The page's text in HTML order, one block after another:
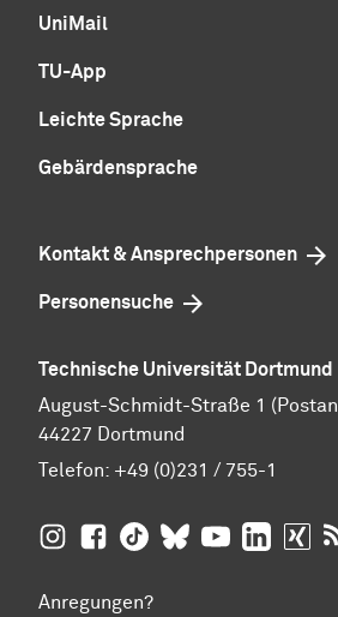
UniMail
TU-App
Leichte Sprache
Gebärdensprache
Kontakt & Ansprechpersonen
Personensuche
Technische Universität Dortmund
August-Schmidt-Straße 1
44227 Dortmund
Telefon: +49 (0)231 / 755-1
TU Dortmund auf Insta­gram
TU Dortmund auf
TU Dortmund auf
TU Dortmund auf
TU TU
Anregungen?